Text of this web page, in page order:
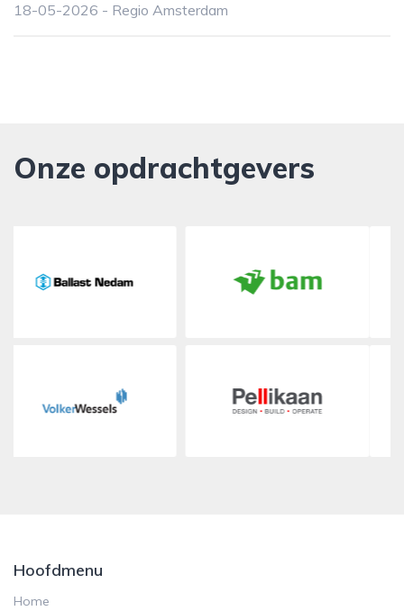
18-05-2026 - Regio Amsterdam
Onze opdrachtgevers
Hoofdmenu
Home